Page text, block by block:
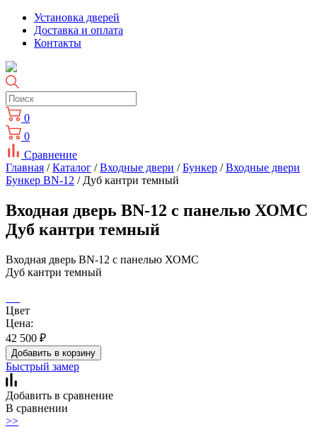
Установка дверей
Доставка и оплата
Контакты
0
0
Сравнение
Главная /Каталог /Входные двери /Бункер /Входные двери
Бункер BN-12 / Дуб кантри темный
Входная дверь BN-12 с панелью ХОМС
Дуб кантри темный
Входная дверь BN-12 с панелью ХОМС
Дуб кантри темный
Цвет
Цена:
42 500 ₽
Добавить в корзину
Быстрый замер
Добавить в сравнение
В сравнении
>>